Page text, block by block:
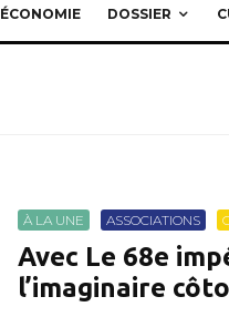
ÉCONOMIE DOSSIER
À LA UNE ASSOCIATIONS
Avec Le 68e
l’imaginaire